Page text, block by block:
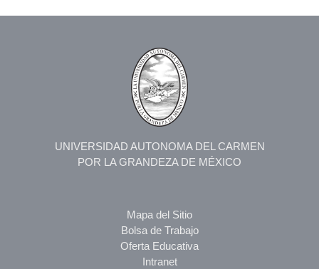
UNIVERSIDAD AUTONOMA DEL CARMEN
POR LA GRANDEZA DE MÉXICO
Mapa del Sitio
Bolsa de Trabajo
Oferta Educativa
Intranet